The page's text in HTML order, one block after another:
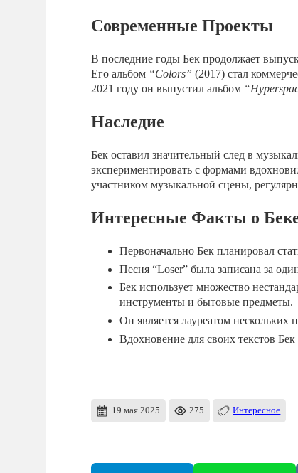
Современные Проекты
В последние годы Бек продолжает
Его альбом “Colors” (2017) стал
2021 году он выпустил альбом
Наследие
Бек оставил значительный след в
экспериментировать с формами
участником музыкальной сцены,
Интересные Факты о
Первоначально Бек планировал
Песня “Loser” была записана за
Бек использует множество
инструменты и бытовые предметы.
Он является лауреатом
Вдохновение для своих текстов
19 мая 2025 275 Интересное